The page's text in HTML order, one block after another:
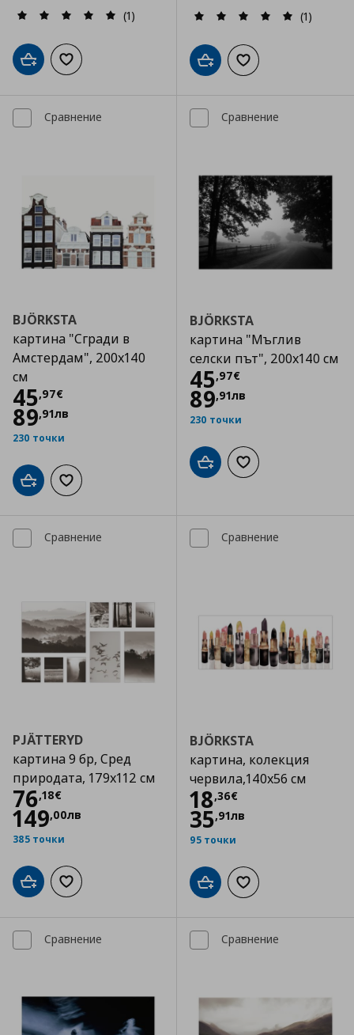
(1)
Добави в кошницата
Добави към списъка с любими
(1)
Добави в кошницата
Добави към
Сравнение
BJÖRKSTA
картина "Сгради в
Амстердам", 200x140
см
45,97€
Цена
89,91лв
230 точки
Добави в кошницата
Добави към списъка с любими
Сравнение
BJÖRKSTA
картина "Мъглив
селски път", 200x140 см
45,97€
Цена
89,91лв
230 точки
Добави в кошницата
Добави към
Сравнение
PJÄTTERYD
картина 9 бр, Сред
природата, 179x112 см
76,18€
Цена
149,00лв
385 точки
Добави в кошницата
Добави към списъка с любими
Сравнение
BJÖRKSTA
картина, колекция
червила,140x56 см
18,36€
Цена
35,91лв
95 точки
Добави в кошницата
Добави към
Сравнение Сравнение